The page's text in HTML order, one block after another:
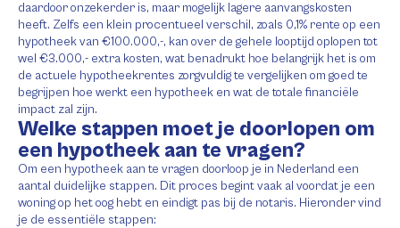
daardoor onzekerder is, maar mogelijk lagere aanvangskosten
heeft. Zelfs een klein procentueel verschil, zoals 0,1% rente op een
hypotheek van €100.000,-, kan over de gehele looptijd oplopen tot
wel €3.000,- extra kosten, wat benadrukt hoe belangrijk het is om
de actuele hypotheekrentes zorgvuldig te vergelijken om goed te
begrijpen hoe werkt een hypotheek en wat de totale financiële
impact zal zijn.
Welke stappen moet je doorlopen om
een hypotheek aan te vragen?
Om een hypotheek aan te vragen doorloop je in Nederland een
aantal duidelijke stappen. Dit proces begint vaak al voordat je een
woning op het oog hebt en eindigt pas bij de notaris. Hieronder vind
je de essentiële stappen: